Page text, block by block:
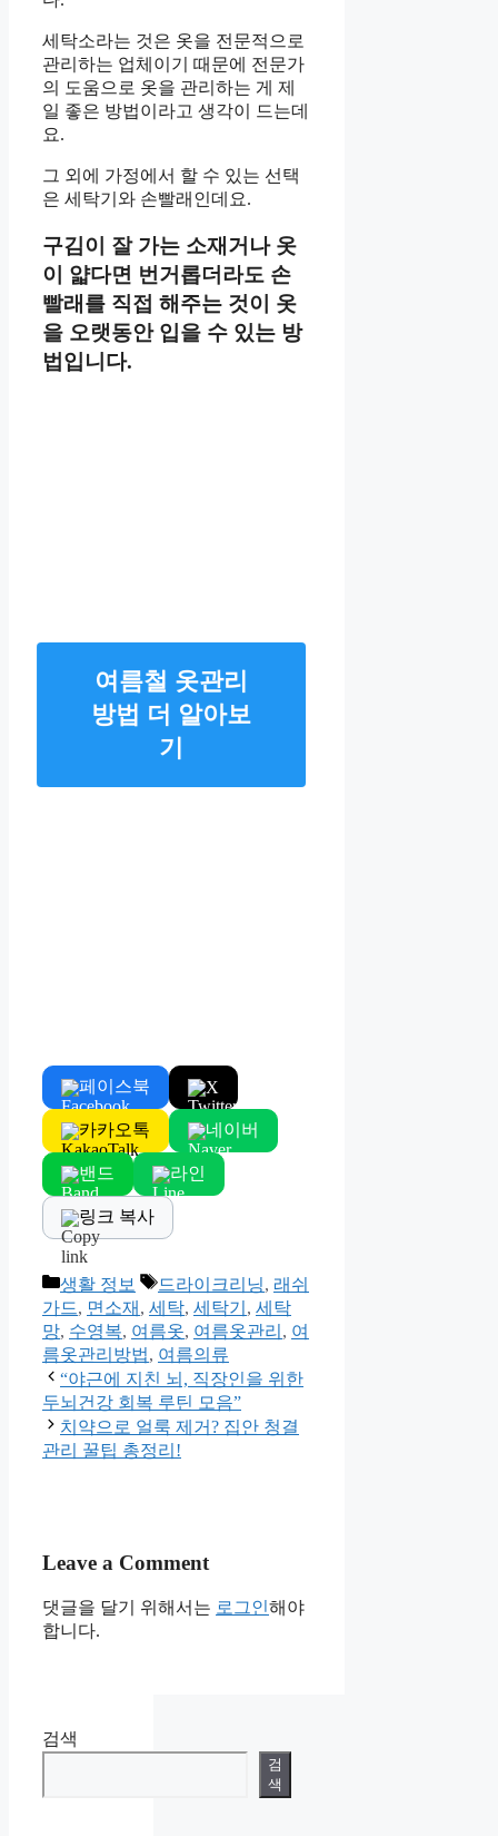
세탁소라는 것은 옷을 전문적으로
관리하는 업체이기 때문에 전문가
의 도움으로 옷을 관리하는 게 제
일 좋은 방법이라고 생각이 드는데
요.
그 외에 가정에서 할 수 있는 선택
은 세탁기와 손빨래인데요.
구김이 잘 가는 소재거나 옷
이 얇다면 번거롭더라도 손
빨래를 직접 해주는 것이 옷
을 오랫동안 입을 수 있는 방
법입니다.
여름철 옷관리
방법 더 알아보
기
페이스북 X
카카오톡 네이버
밴드 라인
링크 복사
Categories
생활 정보 Tags
드라이크리닝, 래쉬
가드, 면소재 , 세탁, 세탁기 , 세탁
망, 수영복, 여름옷, 여름옷관리 , 여
름옷관리방법, 여름의류
“야근에 지친 뇌, 직장인을 위한
두뇌건강 회복 루틴 모음”
치약으로 얼룩 제거? 집안 청결
관리 꿀팁 총정리!
Leave a Comment
댓글을 달기 위해서는 로그인해야
합니다.
검색
검
색